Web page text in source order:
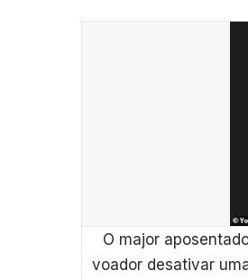
O major
voador desativar